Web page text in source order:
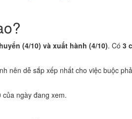
(4/10) và xuất hành (4/10). Có 3
nên dễ sắp xếp nhất cho việc buộc
ngày đang xem.